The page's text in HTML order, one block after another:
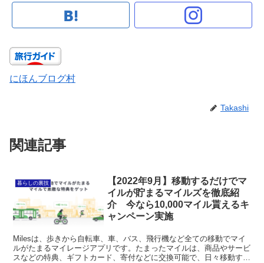
にほんブログ村
Takashi
関連記事
暮らしの裏技
【2022年9月】移動するだけでマ
イルが貯まるマイルズを徹底紹
介 今なら10,000マイル貰えるキ
ャンペーン実施
Milesは、歩きから自転車、車、バス、飛行機など全ての移動でマイ
ルがたまるマイレージアプリです。たまったマイルは、商品やサービ
スなどの特典、ギフトカード、寄付などに交換可能で、日々移動する